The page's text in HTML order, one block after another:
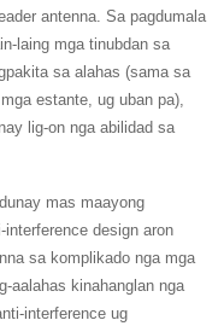
antenna. Sa pagdumala
laing mga tinubdan sa
sa alahas (sama sa
estante, ug uban pa),
lig-on nga abilidad sa
mas maayong
design aron
sa komplikado nga mga
aalahas kinahanglan nga
interference ug